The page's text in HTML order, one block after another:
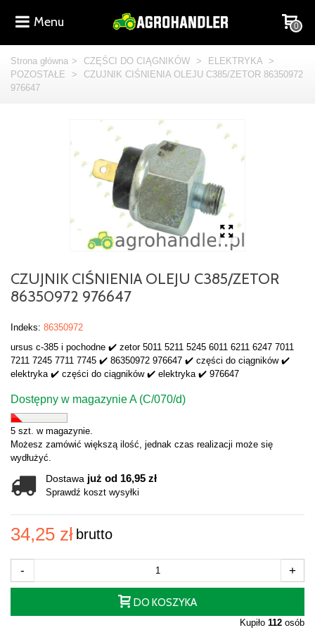
Menu 0
Strona główna > CZĘŚCI DO CIĄGNIKÓW > ELEKTRYKA >
POZOSTAŁE
>
CZUJNIK CIŚNIENIA OLEJU C385/ZETOR 86350972
976647
CZUJNIK CIŚNIENIA OLEJU C385/ZETOR
86350972 976647
Indeks: 86350972
ursus c-385 i pochodne ✔️ zetor 5011 5211 5245 6011 6211 6247 7011
7211 7245 7711 7745 ✔️ 86350972 976647 ✔️ części do ciągników ✔️
elektryka ✔️ części do ciągników ✔️ elektryka ✔️ 976647
Dostępny w magazynie A (C/070/d)
5 szt. w magazynie.
Możesz zamówić większą ilość, jednak czas realizacji może się
wydłużyć.
Dostawa już od 16,95 zł
Sprawdź koszt wysyłki
34,25 zł brutto
- +
DO KOSZYKA
Kupiło 112 osób